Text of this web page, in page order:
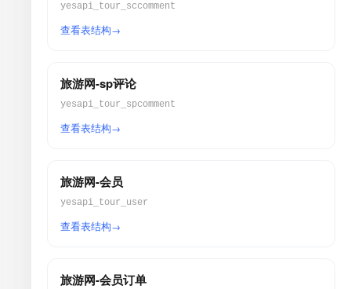
yesapi_tour_sccomment
查看表结构
旅游网-sp评论
yesapi_tour_spcomment
查看表结构
旅游网-会员
yesapi_tour_user
查看表结构
旅游网-会员订单